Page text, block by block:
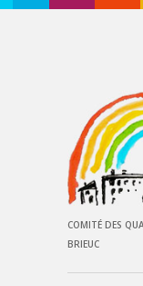
COMITÉ DES
BRIEUC